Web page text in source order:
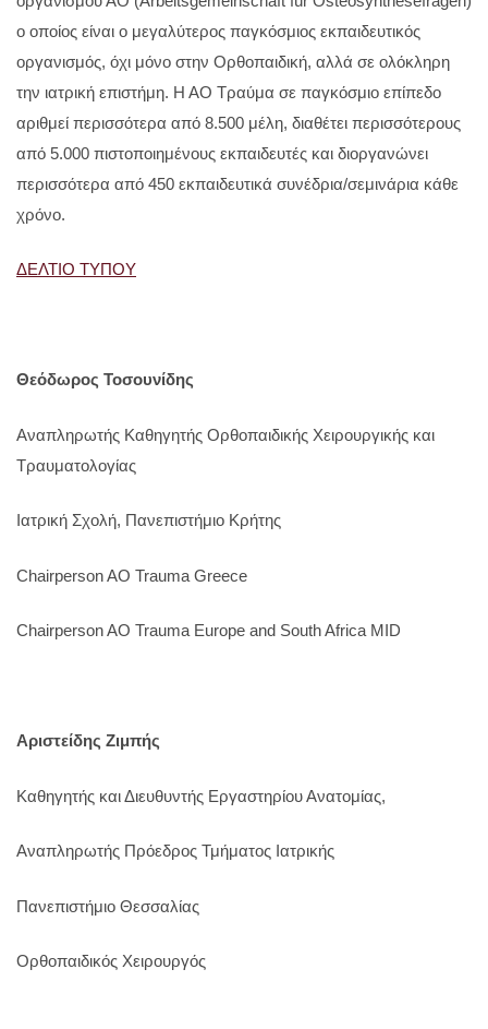
ο οποίος είναι ο μεγαλύτερος παγκόσμιος εκπαιδευτικός
οργανισμός, όχι μόνο στην Ορθοπαιδική, αλλά σε ολόκληρη
την ιατρική επιστήμη. Η ΑΟ Τραύμα σε παγκόσμιο επίπεδο
αριθμεί περισσότερα από 8.500 μέλη, διαθέτει περισσότερους
από 5.000 πιστοποιημένους εκπαιδευτές και διοργανώνει
περισσότερα από 450 εκπαιδευτικά συνέδρια/σεμινάρια κάθε
χρόνο.
ΔΕΛΤΙΟ ΤΥΠΟΥ
Θεόδωρος Τοσουνίδης
Αναπληρωτής Καθηγητής Ορθοπαιδικής Χειρουργικής και
Τραυματολογίας
Ιατρική Σχολή, Πανεπιστήμιο Κρήτης
Chairperson AO Trauma Greece
Chairperson AO Trauma Europe and South Africa MID
Αριστείδης Ζιμπής
Καθηγητής και Διευθυντής Εργαστηρίου Ανατομίας,
Αναπληρωτής Πρόεδρος Τμήματος Ιατρικής
Πανεπιστήμιο Θεσσαλίας
Ορθοπαιδικός Χειρουργός